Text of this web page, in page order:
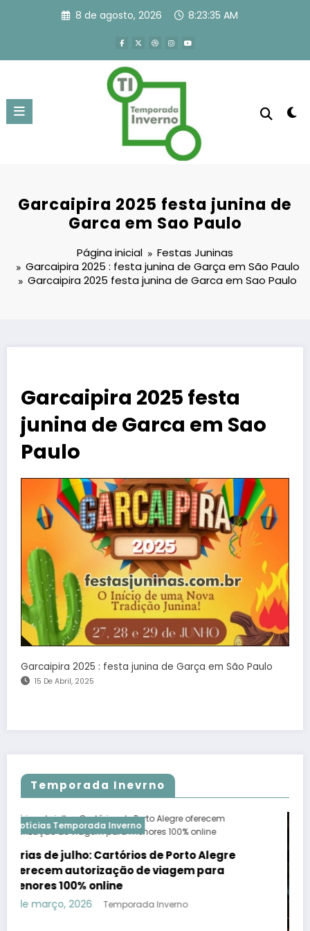
8 de agosto, 2026 8:23:35 AM
Garcaipira 2025 festa junina de
Garca em Sao Paulo
Página inicial
Festas Juninas
Garcaipira 2025 : festa junina de Garça em São Paulo
Garcaipira 2025 festa junina de Garca em Sao Paulo
Garcaipira 2025 festa
junina de Garca em Sao
Paulo
Garcaipira 2025 : festa junina de Garça em São Paulo
15 De Abril, 2025
Temporada Inevrno
Inverno
Cartórios de Porto Alegre
de viagem para
online
Temporada Inverno